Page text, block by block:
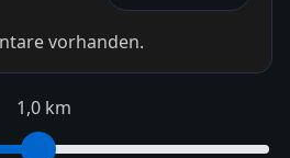
vorhanden.
1,0 km